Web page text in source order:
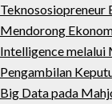
Teknososiopreneur
Mendorong
Intelligence melalui
Pengambilan
Big Data pada